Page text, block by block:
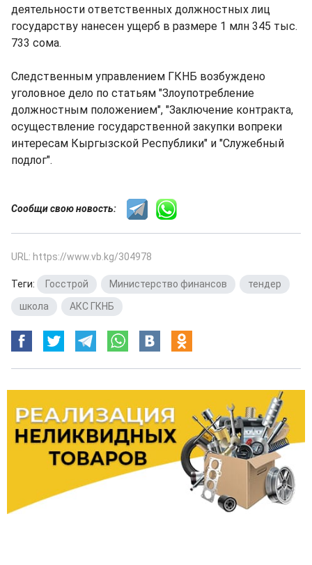
деятельности ответственных должностных лиц
государству нанесен ущерб в размере 1 млн 345 тыс.
733 сома.
Следственным управлением ГКНБ возбуждено
уголовное дело по статьям "Злоупотребление
должностным положением", "Заключение контракта,
осуществление государственной закупки вопреки
интересам Кыргызской Республики" и "Служебный
подлог".
Сообщи свою новость:
URL: https://www.vb.kg/304978
Теги: Госстрой Министерство финансов тендер
школа
АКС ГКНБ